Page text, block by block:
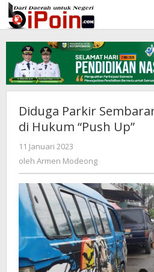
Lewati
ke
konten
Diduga Parkir
di Hukum “Push Up”
11 Januari 2023
Armen
Modeong
oleh Armen Modeong